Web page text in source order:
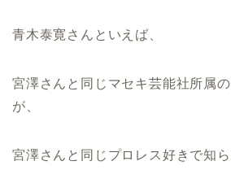
青木泰寛さんといえば、
宮澤さんと同じマセキ芸能社所属
が、
宮澤さんと同じプロレス好きで知ら